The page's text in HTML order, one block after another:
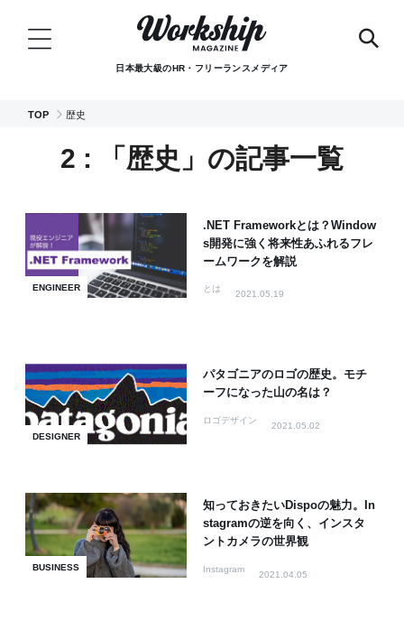
日本最大級のHR・フリーランスメディア
TOP 歴史
2 : 「歴史」の記事一覧
ENGINEER
.NET Frameworkとは？Window
s開発に強く将来性あふれるフレ
ームワークを解説
とは
2021.05.19
DESIGNER
パタゴニアのロゴの歴史。モチ
ーフになった山の名は？
ロゴデザイン
2021.05.02
BUSINESS
知っておきたいDispoの魅力。In
stagramの逆を向く、インスタ
ントカメラの世界観
Instagram
2021.04.05